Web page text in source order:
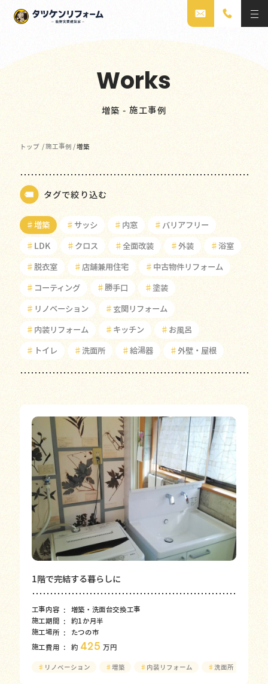
Works
増築 - 施工事例
トップ /施工事例 /増築
タグで絞り込む
♯ 増築 ♯ サッシ ♯ 内窓 ♯ バリアフリー
♯ LDK ♯ クロス ♯ 全面改装 ♯ 外装 ♯ 浴室
♯ 脱衣室 ♯ 店舗兼用住宅 ♯ 中古物件リフォーム
♯ コーティング ♯ 勝手口 ♯ 塗装
♯ リノベーション ♯ 玄関リフォーム
♯ 内装リフォーム ♯ キッチン ♯ お風呂
♯ トイレ ♯ 洗面所 ♯ 給湯器 ♯ 外壁・屋根
1階で完結する暮らしに
工事内容
増築・洗面台交換工事
施工期間
約1か月半
施工場所
たつの市
施工費用 約 425 万円
♯ リノベーション ♯増築 ♯ 内装リフォーム ♯洗面所